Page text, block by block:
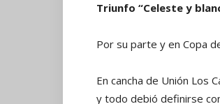
Triunfo “Celeste y
Por su parte y en Copa
En cancha de Unión Los
y todo debió definirse